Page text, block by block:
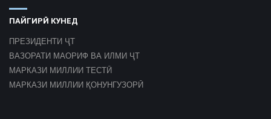
ПАЙГИРӢ КУНЕД
ПРЕЗИДЕНТИ ҶТ
ВАЗОРАТИ МАОРИФ ВА ИЛМИ ҶТ
МАРКАЗИ МИЛЛИИ ТЕСТӢ
МАРКАЗИ МИЛЛИИ ҚОНУНГУЗОРӢ